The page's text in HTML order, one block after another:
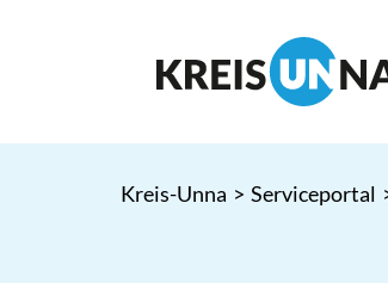
Kreis-Unna > Serviceportal